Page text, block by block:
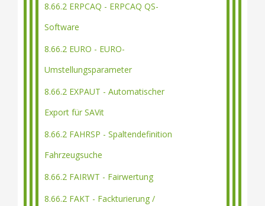
8.66.2 ERPCAQ - ERPCAQ QS-
Software
8.66.2 EURO - EURO-
Umstellungsparameter
8.66.2 EXPAUT - Automatischer
Export für SAVit
8.66.2 FAHRSP - Spaltendefinition
Fahrzeugsuche
8.66.2 FAIRWT - Fairwertung
8.66.2 FAKT - Fackturierung /